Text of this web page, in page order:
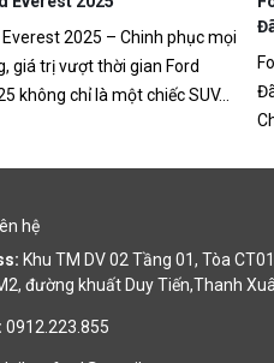
Everest 2025 – Chinh phục mọi
giá trị vượt thời gian Ford
không chỉ là một chiếc SUV...
hệ
Khu TM DV 02 Tầng 01, Tòa
đường khuất Duy Tiến,Thanh
0912.223.855